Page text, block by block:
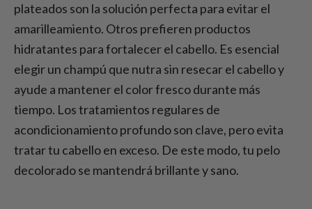
plateados son la solución perfecta para evitar el
amarilleamiento. Otros prefieren productos
hidratantes para fortalecer el cabello. Es esencial
elegir un champú que nutra sin resecar el cabello y
ayude a mantener el color fresco durante más
tiempo. Los tratamientos regulares de
acondicionamiento profundo son clave, pero evita
tratar tu cabello en exceso. De este modo, tu pelo
decolorado se mantendrá brillante y sano.